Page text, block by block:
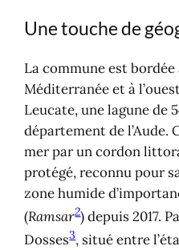
Une touche de
La commune est bordée
Méditerranée et à
Leucate, une lagune de
département de l’Aude.
mer par un cordon
protégé, reconnu pour
zone humide
(Ramsar2) depuis 2017.
Dosses3, situé entre